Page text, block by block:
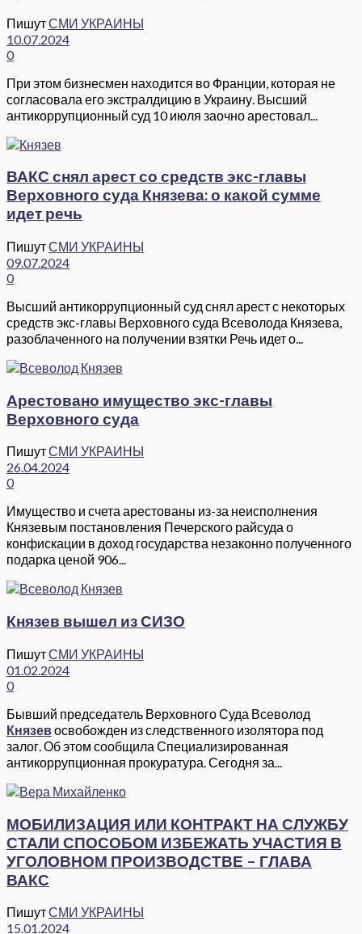
ПишутСМИ УКРАИНЫ
10.07.2024
0
При этом бизнесмен находится во Франции, которая не
согласовала его экстралдицию в Украину. Высший
антикоррупционный суд 10 июля заочно арестовал...
ВАКС снял арест со средств экс-главы
Верховного суда Князева: о какой сумме
идет речь
ПишутСМИ УКРАИНЫ
09.07.2024
0
Высший антикоррупционный суд снял арест с некоторых
средств экс-главы Верховного суда Всеволода Князева,
разоблаченного на получении взятки Речь идет о...
Арестовано имущество экс-главы
Верховного суда
ПишутСМИ УКРАИНЫ
26.04.2024
0
Имущество и счета арестованы из-за неисполнения
Князевым постановления Печерского райсуда о
конфискации в доход государства незаконно полученного
подарка ценой 906...
Князев вышел из СИЗО
ПишутСМИ УКРАИНЫ
01.02.2024
0
Бывший председатель Верховного Суда Всеволод
Князевосвобожден из следственного изолятора под
залог. Об этом сообщила Специализированная
антикоррупционная прокуратура. Сегодня за...
МОБИЛИЗАЦИЯ ИЛИ КОНТРАКТ НА СЛУЖБУ
СТАЛИ СПОСОБОМ ИЗБЕЖАТЬ УЧАСТИЯ В
УГОЛОВНОМ ПРОИЗВОДСТВЕ – ГЛАВА
ВАКС
ПишутСМИ УКРАИНЫ
15.01.2024